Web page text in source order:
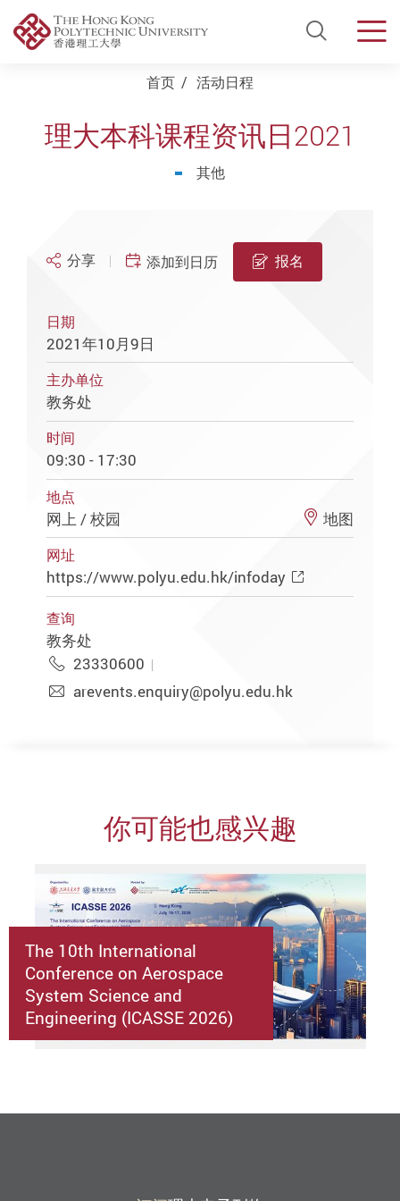
Open
首页 活动日程
理大本科课程资讯日2021
其他
分享 添加到日历 报名
日期
2021年10月9日
主办单位
教务处
时间
09:30 - 17:30
地点
网上 / 校园 地图
网址
https://www.polyu.edu.hk/infoday
查询
教务处
23330600
arevents.enquiry@polyu.edu.hk
你可能也感兴趣
The 10th International
Conference on Aerospace
System Science and
Engineering (ICASSE 2026)